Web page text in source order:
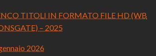
TITOLI IN FORMATO FILE HD (WB
– 2025
2026